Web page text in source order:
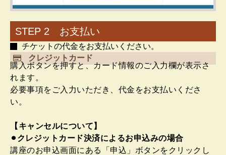
STEP 2 お支払い
チケットの代金をお支払いください。
クレジットカード
購入ボタンを押すと、カード情報のご入力欄が表示さ
れます。
必要事項をご入力いただき、代金をお支払いくださ
い。
【キャンセルについて】
⚫︎クレジットカード決済によるお申込みの場合
講座のお申込画面にある「申込」ボタンをクリックし